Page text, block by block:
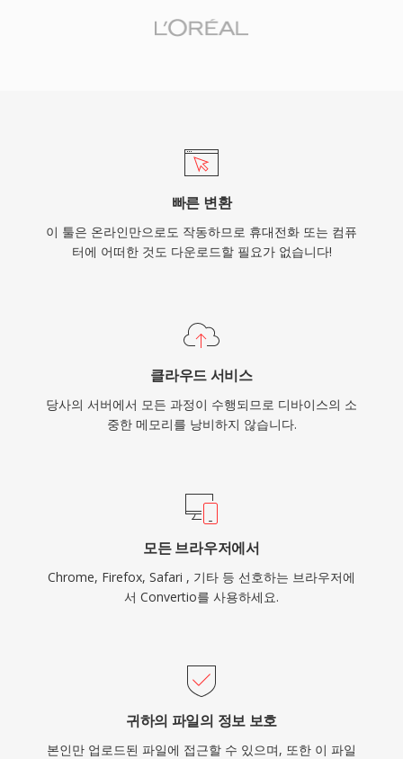
빠른 변환
이 툴은 온라인만으로도 작동하므로 휴대전화 또는 컴퓨
터에 어떠한 것도 다운로드할 필요가 없습니다!
클라우드 서비스
당사의 서버에서 모든 과정이 수행되므로 디바이스의 소
중한 메모리를 낭비하지 않습니다.
모든 브라우저에서
Chrome, Firefox, Safari , 기타 등 선호하는 브라우저에
서 Convertio를 사용하세요.
귀하의 파일의 정보 보호
본인만 업로드된 파일에 접근할 수 있으며, 또한 이 파일